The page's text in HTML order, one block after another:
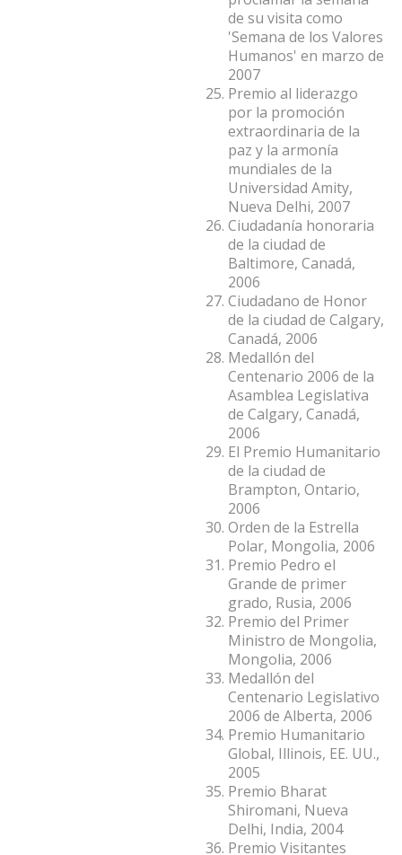
de su visita como
'Semana de los Valores
Humanos' en marzo de
2007
Premio al liderazgo
por la promoción
extraordinaria de la
paz y la armonía
mundiales de la
Universidad Amity,
Nueva Delhi, 2007
Ciudadanía honoraria
de la ciudad de
Baltimore, Canadá,
2006
Ciudadano de Honor
de la ciudad de Calgary,
Canadá, 2006
Medallón del
Centenario 2006 de la
Asamblea Legislativa
de Calgary, Canadá,
2006
El Premio Humanitario
de la ciudad de
Brampton, Ontario,
2006
Orden de la Estrella
Polar, Mongolia, 2006
Premio Pedro el
Grande de primer
grado, Rusia, 2006
Premio del Primer
Ministro de Mongolia,
Mongolia, 2006
Medallón del
Centenario Legislativo
2006 de Alberta, 2006
Premio Humanitario
Global, Illinois, EE. UU.,
2005
Premio Bharat
Shiromani, Nueva
Delhi, India, 2004
Premio Visitantes